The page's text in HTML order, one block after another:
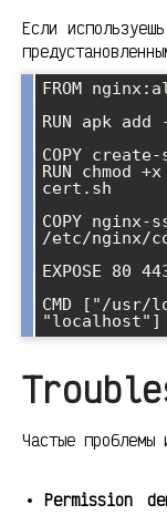
Если
FROM
RUN apk
COPY
RUN
cert.sh
COPY nginx-
/etc/nginx/
EXPOSE 80
CMD ["/
"localhost"]
Частые проблемы
Permission